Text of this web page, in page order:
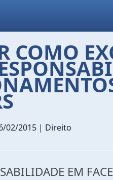
COMO
02/2015 | Direito
EM